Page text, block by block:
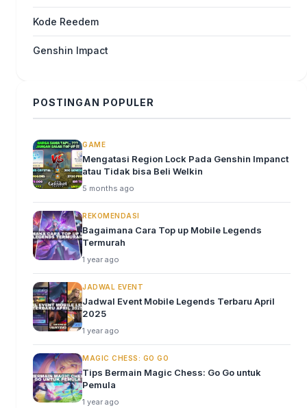
Kode Reedem
Genshin Impact
POSTINGAN POPULER
GAME
Mengatasi Region Lock Pada Genshin Impanct
atau Tidak bisa Beli Welkin
5 months ago
REKOMENDASI
Bagaimana Cara Top up Mobile Legends
Termurah
1 year ago
JADWAL EVENT
Jadwal Event Mobile Legends Terbaru April
2025
1 year ago
MAGIC CHESS: GO GO
Tips Bermain Magic Chess: Go Go untuk
Pemula
1 year ago